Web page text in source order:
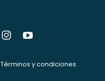
Términos y condiciones